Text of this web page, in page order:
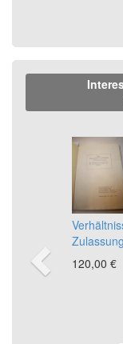
120,00 €